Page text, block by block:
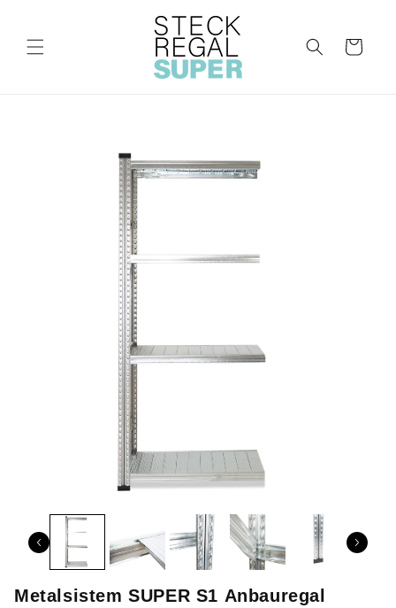
Inhalt
Warenkorb
Metalsistem SUPER S1 Anbauregal